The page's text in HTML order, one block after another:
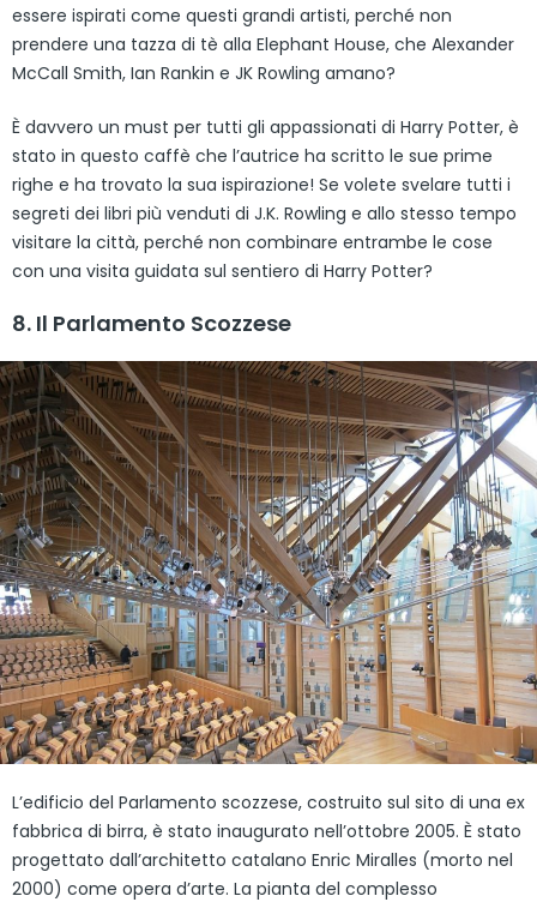
essere ispirati come questi grandi artisti, perché non
prendere una tazza di tè alla Elephant House, che Alexander
McCall Smith, Ian Rankin e JK Rowling amano?
È davvero un must per tutti gli appassionati di Harry Potter, è
stato in questo caffè che l’autrice ha scritto le sue prime
righe e ha trovato la sua ispirazione! Se volete svelare tutti i
segreti dei libri più venduti di J.K. Rowling e allo stesso tempo
visitare la città, perché non combinare entrambe le cose
con una visita guidata sul sentiero di Harry Potter?
8. Il Parlamento Scozzese
L’edificio del Parlamento scozzese, costruito sul sito di una ex
fabbrica di birra, è stato inaugurato nell’ottobre 2005. È stato
progettato dall’architetto catalano Enric Miralles (morto nel
2000) come opera d’arte. La pianta del complesso